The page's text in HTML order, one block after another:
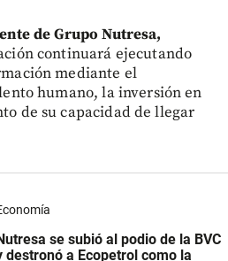
de Grupo Nutresa,
continuará ejecutando
mediante el
humano, la inversión en
de su capacidad de llegar
se subió al podio de la BVC
destronó a Ecopetrol como la